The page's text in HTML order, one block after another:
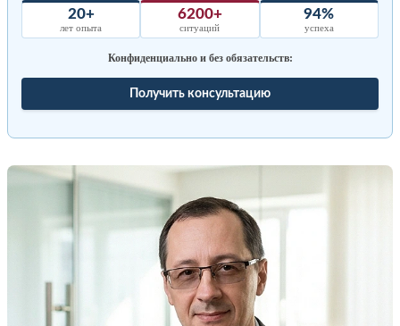
20+
лет опыта
6200+
ситуаций
94%
успеха
Конфиденциально и без обязательств:
Получить консультацию